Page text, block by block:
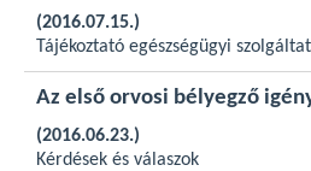
(2016.07.15.)
Tájékoztató egészségügyi
Az első orvosi bélyegző
(2016.06.23.)
Kérdések és válaszok